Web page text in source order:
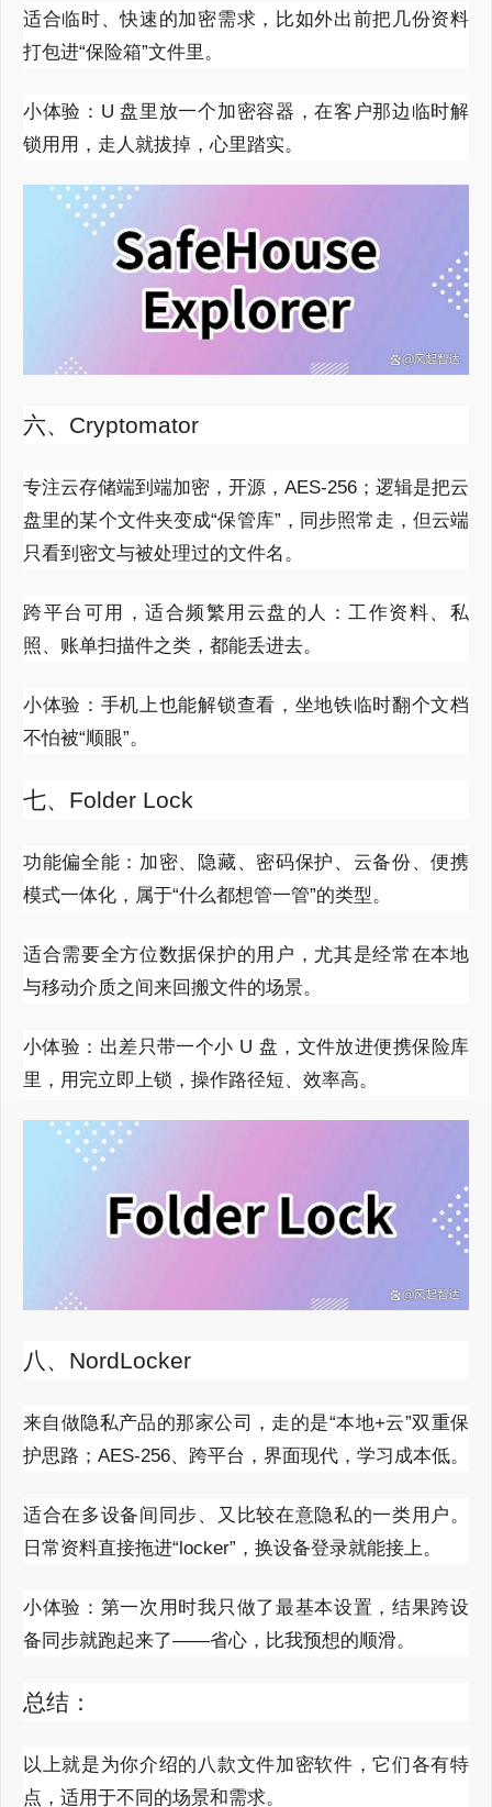
适合临时、快速的加密需求，比如外出前把几份资料
打包进“保险箱”文件里。
小体验：U 盘里放一个加密容器，在客户那边临时解
锁用用，走人就拔掉，心里踏实。
六、Cryptomator
专注云存储端到端加密，开源，AES-256；逻辑是把云
盘里的某个文件夹变成“保管库”，同步照常走，但云端
只看到密文与被处理过的文件名。
跨平台可用，适合频繁用云盘的人：工作资料、私
照、账单扫描件之类，都能丢进去。
小体验：手机上也能解锁查看，坐地铁临时翻个文档
不怕被“顺眼”。
七、Folder Lock
功能偏全能：加密、隐藏、密码保护、云备份、便携
模式一体化，属于“什么都想管一管”的类型。
适合需要全方位数据保护的用户，尤其是经常在本地
与移动介质之间来回搬文件的场景。
小体验：出差只带一个小 U 盘，文件放进便携保险库
里，用完立即上锁，操作路径短、效率高。
八、NordLocker
来自做隐私产品的那家公司，走的是“本地+云”双重保
护思路；AES-256、跨平台，界面现代，学习成本低。
适合在多设备间同步、又比较在意隐私的一类用户。
日常资料直接拖进“locker”，换设备登录就能接上。
小体验：第一次用时我只做了最基本设置，结果跨设
备同步就跑起来了——省心，比我预想的顺滑。
总结：
以上就是为你介绍的八款文件加密软件，它们各有特
点，适用于不同的场景和需求。